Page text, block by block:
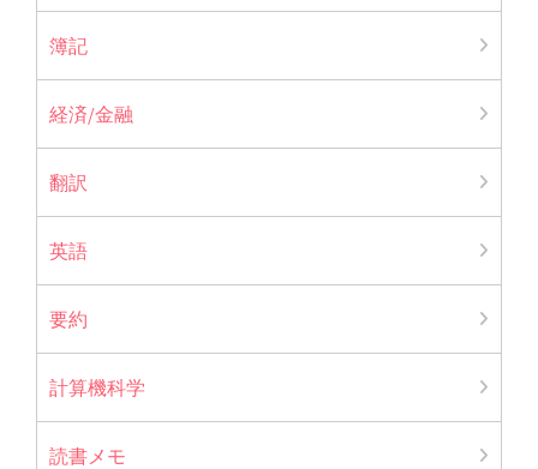
簿記
経済/金融
翻訳
英語
要約
計算機科学
読書メモ